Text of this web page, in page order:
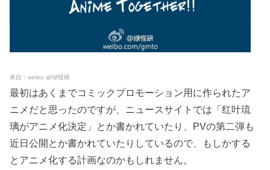
来自：weibo @绿怪研
最初はあくまでコミックプロモーション用に作られたア
ニメだと思ったのですが、ニュースサイトでは「红叶琉
璃がアニメ化決定」とか書かれていたり、PVの第二弾も
近日公開とか書かれていたりしているので、もしかする
とアニメ化する計画なのかもしれません。